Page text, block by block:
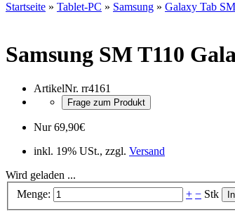
Startseite » Tablet-PC » Samsung » Galaxy Tab
Samsung SM T110
ArtikelNr. rr4161
Frage zum Produkt
Nur69,90€
inkl. 19% USt., zzgl. Versand
Wird geladen ...
Menge:
+ − Stk